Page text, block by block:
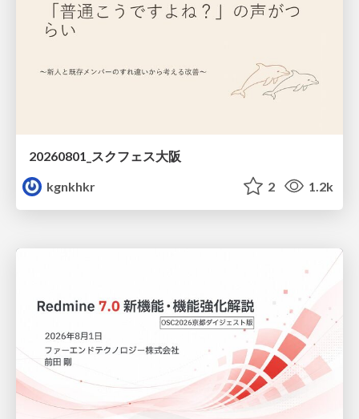
20260801_スクフェス大阪
kgnkhkr
2 1.2k